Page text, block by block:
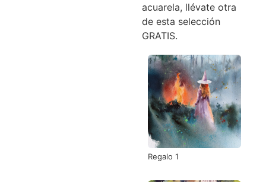
acuarela, llévate otra
de esta selección
GRATIS.
Regalo 1